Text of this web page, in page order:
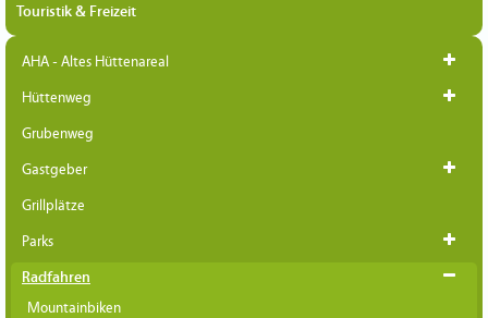
Touristik & Freizeit
AHA - Altes Hüttenareal
Hüttenweg
Grubenweg
Gastgeber
Grillplätze
Parks
Radfahren
Mountainbiken